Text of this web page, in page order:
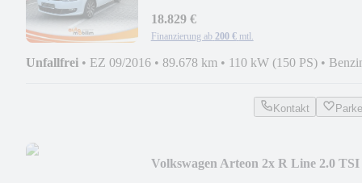
18.829 €
Finanzierung ab 200 € mtl.
Unfallfrei • EZ 09/2016 • 89.678 km • 110 kW (150 PS) •
Kontakt
Volkswagen Arteon 2x R Line 2.0 TSI